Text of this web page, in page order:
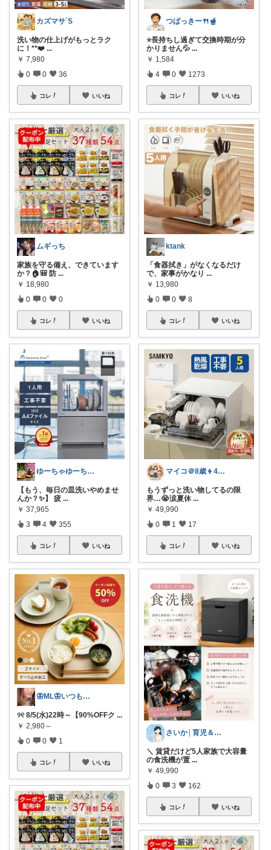
カズマサ´S
洗い物の仕上げがもっとラク
に！**❤️ ...
￥ 7,980
0 0 36
コレ いいね
ムギっち
家族を守る備え、できています
か？🏠🎒 防 ...
￥ 18,980
0 0 0
コレ いいね
ゆーちゃゆーちゃん
【もう、毎日の皿洗いやめませ
んか？✨】 疲 ...
￥ 37,965
3 4 355
コレ いいね
🦋ML🦋いつもありがとう💓
୨୧ 8/5(水)22時～【90%OFFク ...
￥ 2,980～
0 0 1
コレ いいね
つばっきー🍴🫕
⭐️長持ちし過ぎて交換時期が分
かりません💦 ...
￥ 1,584
4 0 1273
コレ いいね
ktank
「食器拭き」がなくなるだけ
で、家事がかなり ...
￥ 13,980
0 0 8
コレ いいね
マイコ＠8歳👦4歳👧ママのお助け名品
もうずっと洗い物してるの限
界…😭涙 ​夏休 ...
￥ 49,990
0 1 17
コレ いいね
さいか│育児＆日用品＆便利グッズ ❀
＼ 賃貸だけど5人家族で大容量
の食洗機が置 ...
￥ 49,990
0 3 162
コレ いいね